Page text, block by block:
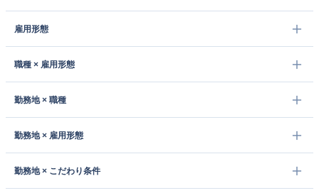
雇用形態
職種 × 雇用形態
勤務地 × 職種
勤務地 × 雇用形態
勤務地 × こだわり条件